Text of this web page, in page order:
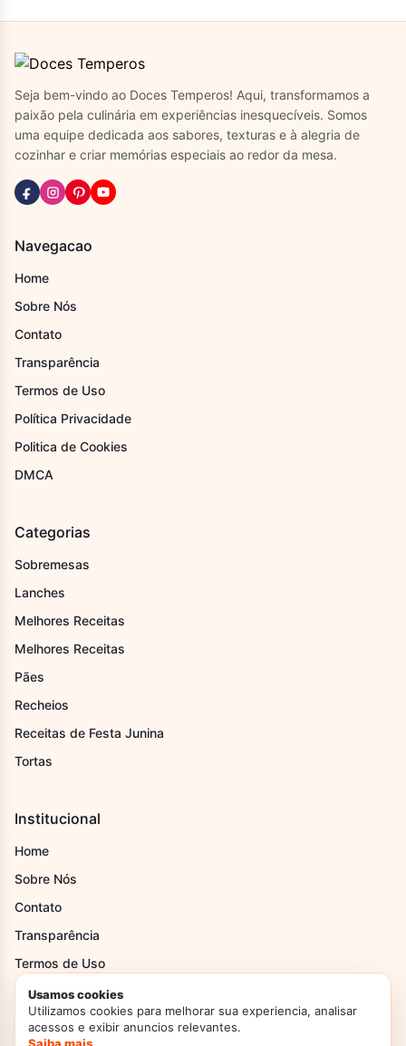
Seja bem-vindo ao Doces Temperos! Aqui, transformamos a
paixão pela culinária em experiências inesquecíveis. Somos
uma equipe dedicada aos sabores, texturas e à alegria de
cozinhar e criar memórias especiais ao redor da mesa.
Navegacao
Home
Sobre Nós
Contato
Transparência
Termos de Uso
Política Privacidade
Politica de Cookies
DMCA
Categorias
Sobremesas
Lanches
Melhores Receitas
Melhores Receitas
Pães
Recheios
Receitas de Festa Junina
Tortas
Institucional
Home
Sobre Nós
Contato
Transparência
Termos de Uso
Política Privacidade
Politica de Cookies
Usamos cookies
Utilizamos cookies para melhorar sua experiencia, analisar
acessos e exibir anuncios relevantes.